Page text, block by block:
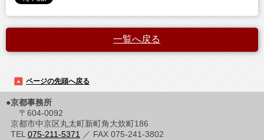
一覧へ戻る
ページの先頭へ戻る
●京都事務所
〒604-0092
京都市中京区丸太町新町角大炊町186
TEL 075-211-5371 ／ FAX 075-241-3802